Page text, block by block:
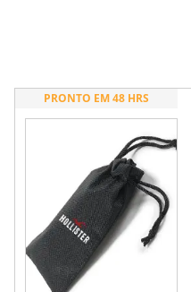
PRONTO EM 48 HRS